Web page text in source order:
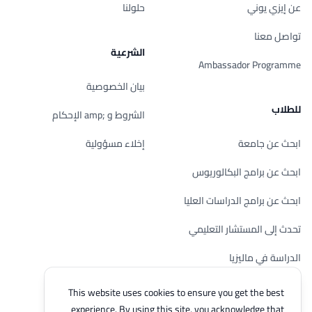
This website uses cookies to ensure you get the best
عن إيزي يوني
تواصل معنا
Ambassador Programme
للطلاب
ابحث عن جامعة
ابحث عن برامج البكالوريوس
ابحث عن برامج الدراسات العليا
تحدث إلى المستشار التعليمي
الدراسة في ماليزيا
تحقق من أهليتك
حلولنا
الشرعية
بيان الخصوصية
الشروط و ;amp الإحكام
إخلاء مسؤولية